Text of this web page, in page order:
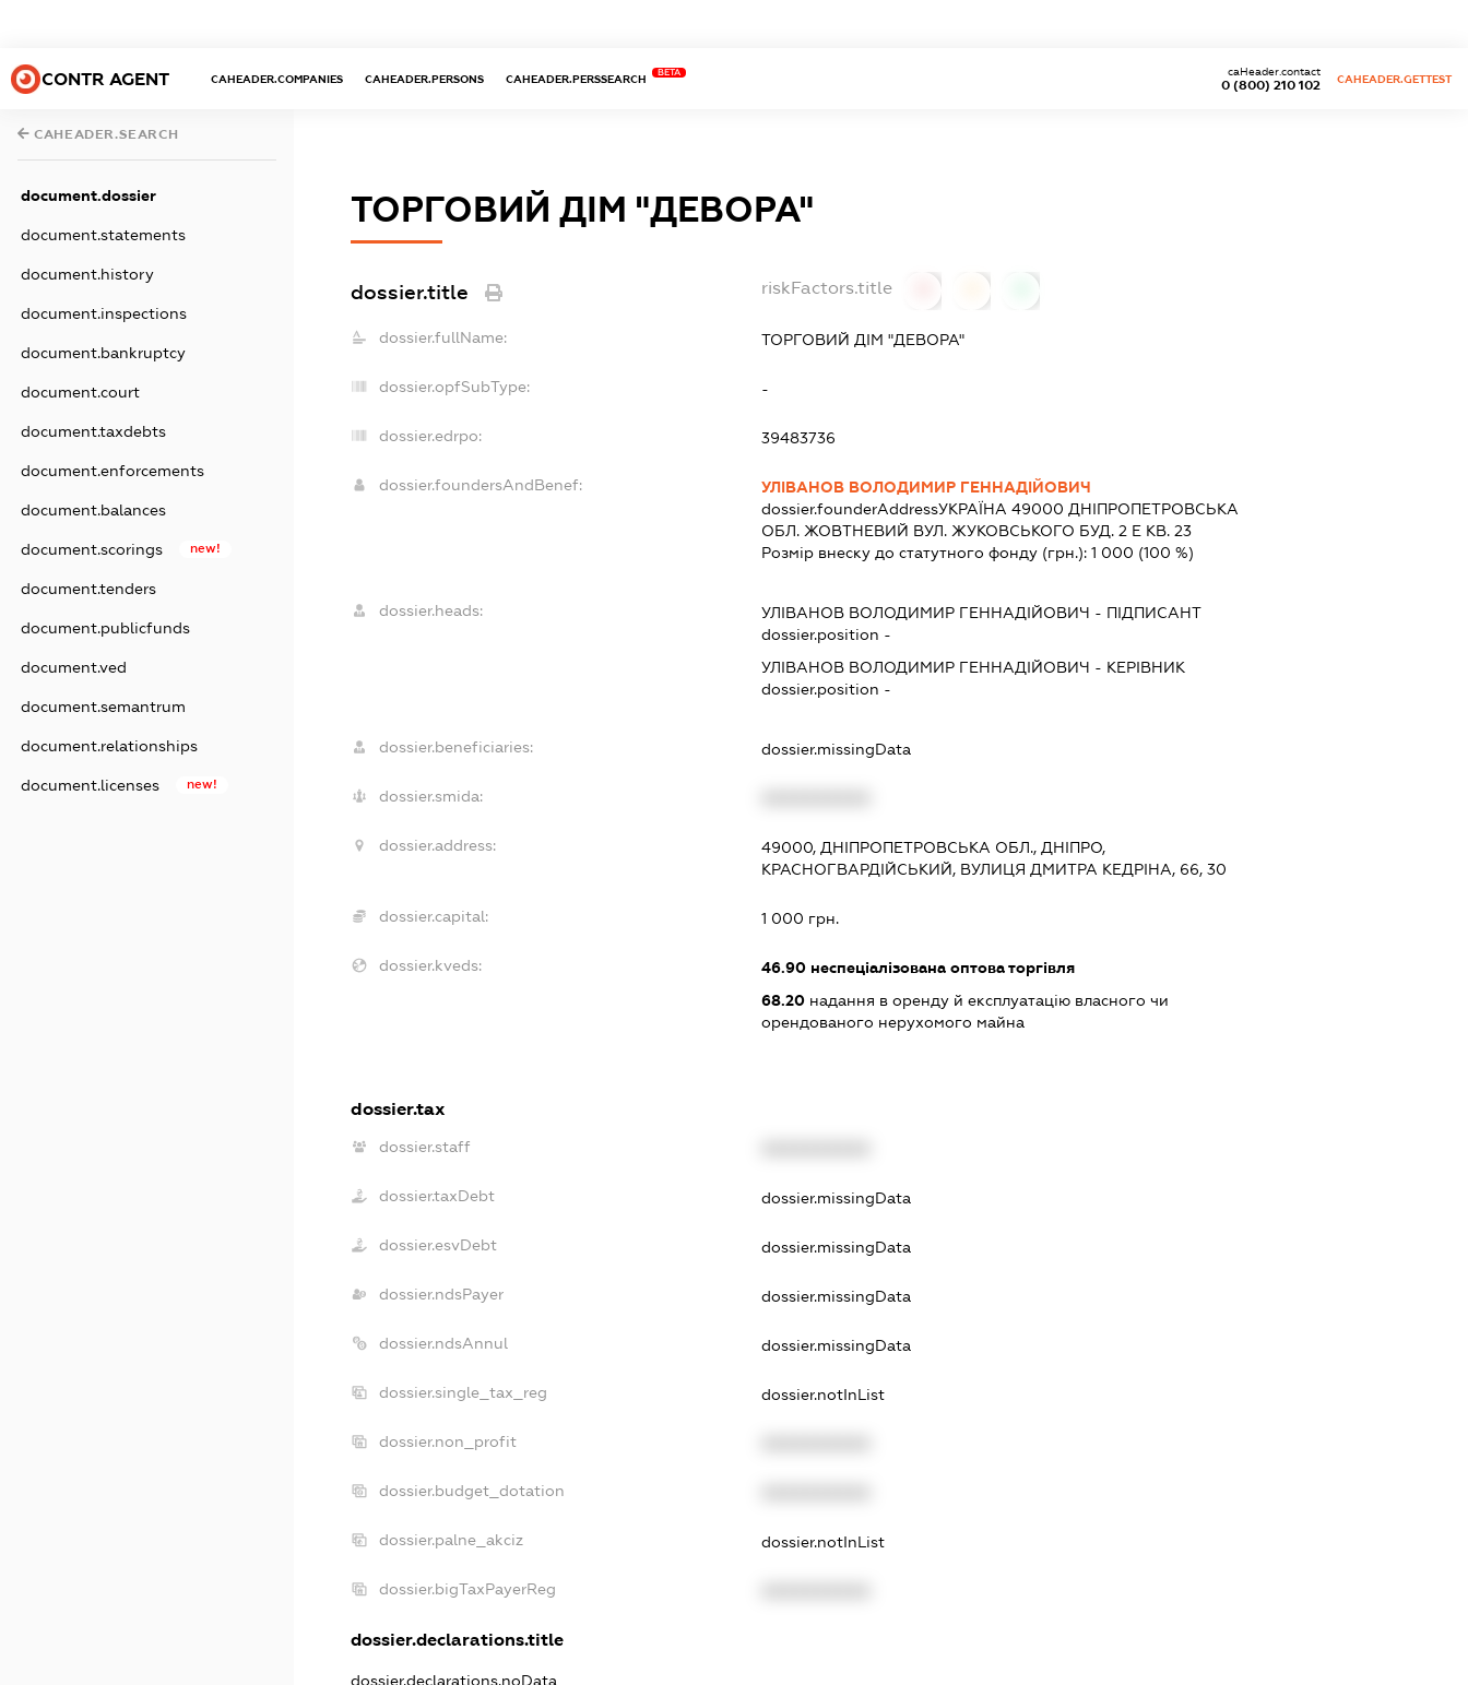
CONTR AGENT CAHEADER.COMPANIES CAHEADER.PERSONS CAHEADER.PERSSEARCH
BETA
0 (800) 210 102
caHeader.contact
CAHEADER.GETTEST
CAHEADER.SEARCH
document.dossier
document.statements
document.history
document.inspections
document.bankruptcy
document.court
document.taxdebts
document.enforcements
document.balances
document.scorings new!
document.tenders
document.publicfunds
document.ved
document.semantrum
document.relationships
document.licenses new!
ТОРГОВИЙ ДІМ "ДЕВОРА"
dossier.title riskFactors.title
dossier.fullName: ТОРГОВИЙ ДІМ "ДЕВОРА"
dossier.opfSubType: -
dossier.edrpo: 39483736
dossier.foundersAndBenef:
УЛІВАНОВ ВОЛОДИМИР ГЕННАДІЙОВИЧ
dossier.founderAddressУКРАЇНА 49000 ДНIПРОПЕТРОВСЬКА
ОБЛ. ЖОВТНЕВИЙ ВУЛ. ЖУКОВСЬКОГО БУД. 2 Е КВ. 23
Розмір внеску до статутного фонду (грн.):1 000 (100 %)
dossier.heads: УЛІВАНОВ ВОЛОДИМИР ГЕННАДІЙОВИЧ - ПІДПИСАНТ
dossier.position -
УЛІВАНОВ ВОЛОДИМИР ГЕННАДІЙОВИЧ - КЕРІВНИК
dossier.position -
dossier.beneficiaries: dossier.missingData
dossier.smida:
dossier.address:
49000, ДНІПРОПЕТРОВСЬКА ОБЛ., ДНІПРО,
КРАСНОГВАРДІЙСЬКИЙ, ВУЛИЦЯ ДМИТРА КЕДРІНА, 66, 30
dossier.capital: 1 000 грн.
dossier.kveds: 46.90 неспеціалізована оптова торгівля
68.20 надання в оренду й експлуатацію власного чи
орендованого нерухомого майна
dossier.tax
dossier.staff
dossier.taxDebt dossier.missingData
dossier.esvDebt dossier.missingData
dossier.ndsPayer dossier.missingData
dossier.ndsAnnul dossier.missingData
dossier.single_tax_reg dossier.notInList
dossier.non_profit
dossier.budget_dotation
dossier.palne_akciz dossier.notInList
dossier.bigTaxPayerReg
dossier.declarations.title
dossier.declarations.noData